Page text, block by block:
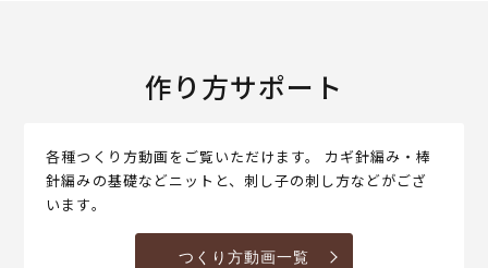
作り方サポート
各種つくり方動画をご覧いただけます。 カギ針編み・棒
針編みの基礎などニットと、刺し子の刺し方などがござ
います。
つくり方動画一覧